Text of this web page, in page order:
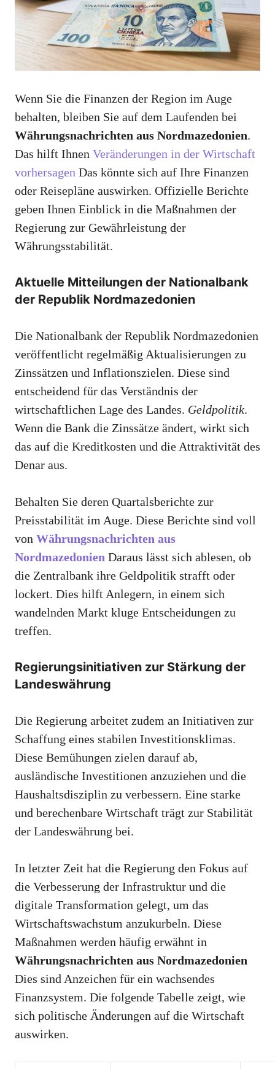
Wenn Sie die Finanzen der Region im Auge
behalten, bleiben Sie auf dem Laufenden bei
Währungsnachrichten aus Nordmazedonien.
Das hilft Ihnen Veränderungen in der Wirtschaft
vorhersagen Das könnte sich auf Ihre Finanzen
oder Reisepläne auswirken. Offizielle Berichte
geben Ihnen Einblick in die Maßnahmen der
Regierung zur Gewährleistung der
Währungsstabilität.
Aktuelle Mitteilungen der Nationalbank
der Republik Nordmazedonien
Die Nationalbank der Republik Nordmazedonien
veröffentlicht regelmäßig Aktualisierungen zu
Zinssätzen und Inflationszielen. Diese sind
entscheidend für das Verständnis der
wirtschaftlichen Lage des Landes. Geldpolitik.
Wenn die Bank die Zinssätze ändert, wirkt sich
das auf die Kreditkosten und die Attraktivität des
Denar aus.
Behalten Sie deren Quartalsberichte zur
Preisstabilität im Auge. Diese Berichte sind voll
von Währungsnachrichten aus
Nordmazedonien Daraus lässt sich ablesen, ob
die Zentralbank ihre Geldpolitik strafft oder
lockert. Dies hilft Anlegern, in einem sich
wandelnden Markt kluge Entscheidungen zu
treffen.
Regierungsinitiativen zur Stärkung der
Landeswährung
Die Regierung arbeitet zudem an Initiativen zur
Schaffung eines stabilen Investitionsklimas.
Diese Bemühungen zielen darauf ab,
ausländische Investitionen anzuziehen und die
Haushaltsdisziplin zu verbessern. Eine starke
und berechenbare Wirtschaft trägt zur Stabilität
der Landeswährung bei.
In letzter Zeit hat die Regierung den Fokus auf
die Verbesserung der Infrastruktur und die
digitale Transformation gelegt, um das
Wirtschaftswachstum anzukurbeln. Diese
Maßnahmen werden häufig erwähnt in
Währungsnachrichten aus Nordmazedonien
Dies sind Anzeichen für ein wachsendes
Finanzsystem. Die folgende Tabelle zeigt, wie
sich politische Änderungen auf die Wirtschaft
auswirken.